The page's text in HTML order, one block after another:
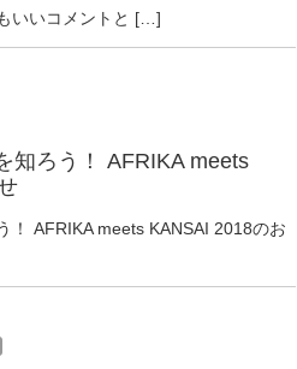
いいコメントと […]
知ろう！ AFRIKA meets
！ AFRIKA meets KANSAI 2018のお